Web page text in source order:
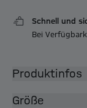
Schnell und
Bei
Produktinfos
Größe